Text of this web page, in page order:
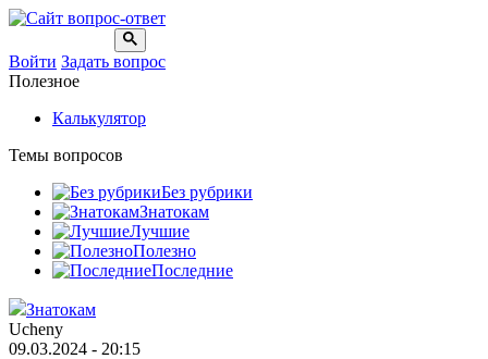
Войти Задать вопрос
Полезное
Калькулятор
Темы вопросов
Без рубрики
Знатокам
Лучшие
Полезно
Последние
Знатокам
Ucheny
09.03.2024 - 20:15